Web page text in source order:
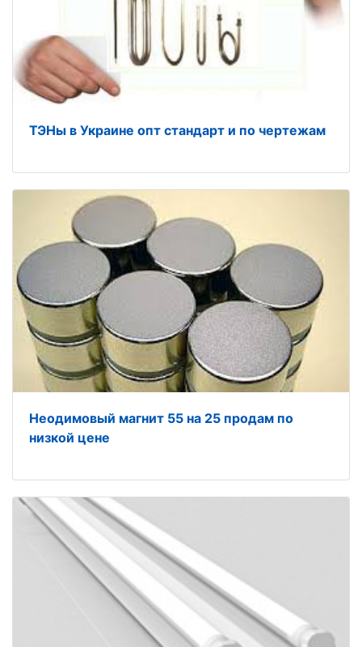
ТЭНы в Украине опт стандарт и по чертежам
Неодимовый магнит 55 на 25 продам по
низкой цене